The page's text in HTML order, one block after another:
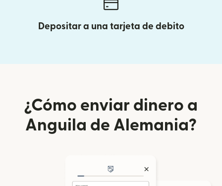
Depositar a una tarjeta de debito
¿Cómo enviar dinero a
Anguila de Alemania?